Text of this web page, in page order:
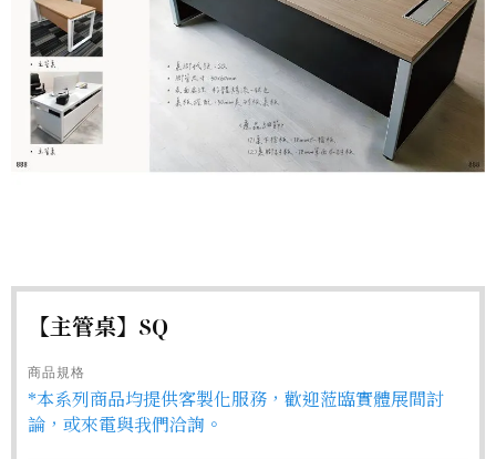
【主管桌】SQ
商品規格
*本系列商品均提供客製化服務，歡迎蒞臨實體展間討
論，或來電與我們洽詢。